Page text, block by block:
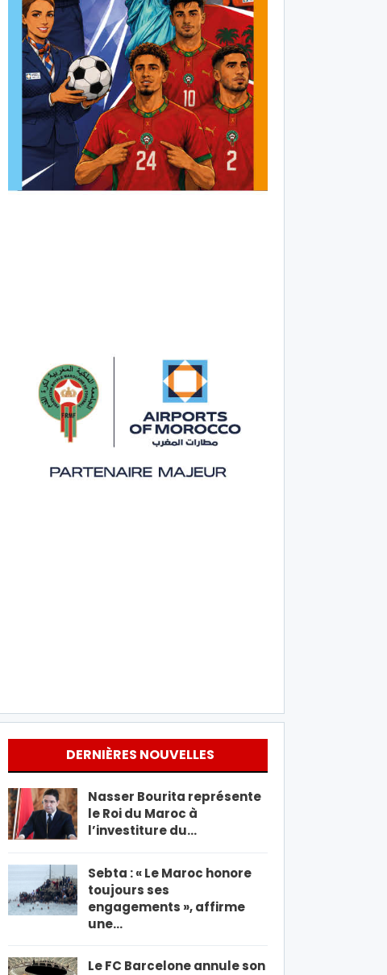
DERNIÈRES NOUVELLES
Nasser Bourita représente
le Roi du Maroc à
l’investiture du…
Sebta : « Le Maroc honore
toujours ses
engagements », affirme
une…
Le FC Barcelone annule son